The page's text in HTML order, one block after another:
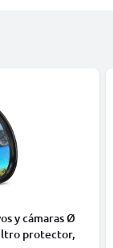
y cámaras Ø
protector,